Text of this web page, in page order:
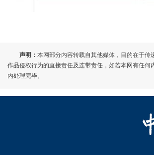
声明： 本网部分内容转载自其他媒体，目的在于
作品侵权行为的直接责任及连带责任，如若本网有任何
内处理完毕。